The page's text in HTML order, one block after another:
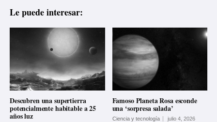
Le puede interesar:
Descubren una supertierra
potencialmente habitable a 25
años luz
Famoso Planeta Rosa esconde
una ‘sorpresa salada’
Ciencia y tecnología julio 4, 2026